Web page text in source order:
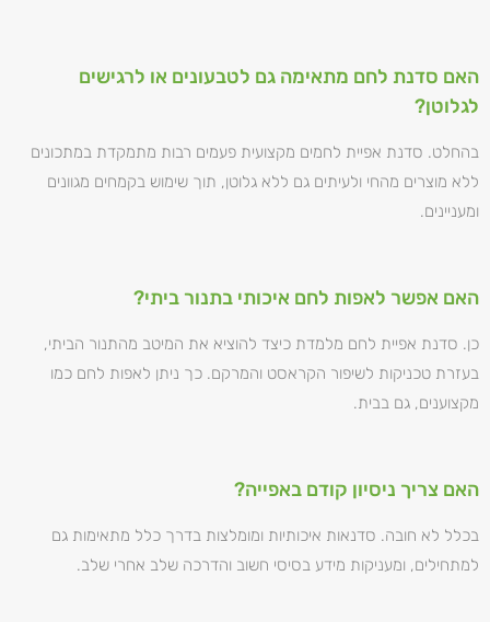
האם סדנת לחם מתאימה גם לטבעונים או לרגישים
לגלוטן?
בהחלט. סדנת אפיית לחמים מקצועית פעמים רבות מתמקדת במתכונים
ללא מוצרים מהחי ולעיתים גם ללא גלוטן, תוך שימוש בקמחים מגוונים
ומעניינים.
האם אפשר לאפות לחם איכותי בתנור ביתי?
כן. סדנת אפיית לחם מלמדת כיצד להוציא את המיטב מהתנור הביתי,
בעזרת טכניקות לשיפור הקראסט והמרקם. כך ניתן לאפות לחם כמו
מקצוענים, גם בבית.
האם צריך ניסיון קודם באפייה?
בכלל לא חובה. סדנאות איכותיות ומומלצות בדרך כלל מתאימות גם
למתחילים, ומעניקות מידע בסיסי חשוב והדרכה שלב אחרי שלב.